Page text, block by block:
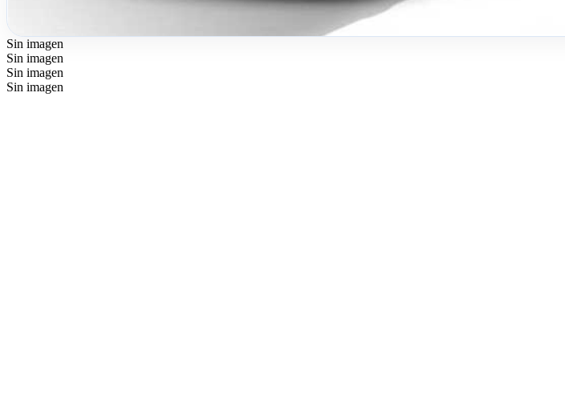
Sin imagen
Sin imagen
Sin imagen
Sin imagen